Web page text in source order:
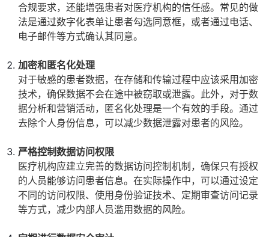
合规要求，还能增强患者对医疗机构的信任感。常见的做
法是通过数字化表单让患者勾选同意框，或者通过电话、
电子邮件等方式确认其同意。
加密和匿名化处理
对于敏感的患者数据，在存储和传输过程中应该采用加密
技术，确保数据不会在途中被窃取或泄露。此外，对于数
据分析和营销活动，匿名化处理是一个有效的手段。通过
去除个人身份信息，可以减少数据泄露对患者的风险。
严格控制数据访问权限
医疗机构应建立完善的数据访问控制机制，确保只有授权
的人员能够访问患者信息。在实际操作中，可以通过设定
不同的访问权限、使用身份验证技术、定期审查访问记录
等方式，减少内部人员滥用数据的风险。